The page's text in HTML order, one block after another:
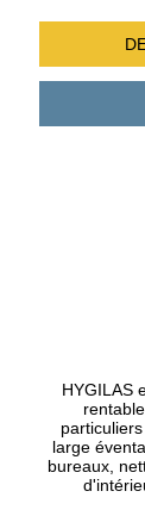
HYGILAS
large
bureaux,